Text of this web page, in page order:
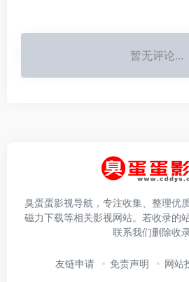
暂无评论...
臭蛋蛋影视导航，专注收集、整理优
磁力下载等相关影视网站。若收录的
联系我们删除收录
友链申请 免责声明 网站